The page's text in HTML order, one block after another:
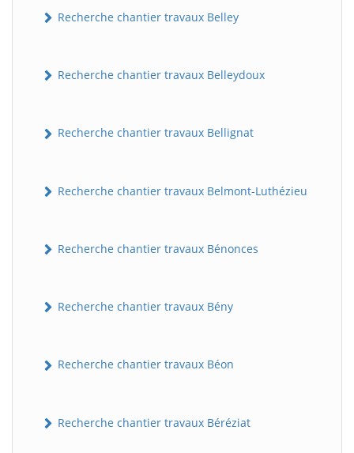
Recherche chantier travaux Belley
Recherche chantier travaux Belleydoux
Recherche chantier travaux Bellignat
Recherche chantier travaux Belmont-Luthézieu
Recherche chantier travaux Bénonces
Recherche chantier travaux Bény
Recherche chantier travaux Béon
Recherche chantier travaux Béréziat